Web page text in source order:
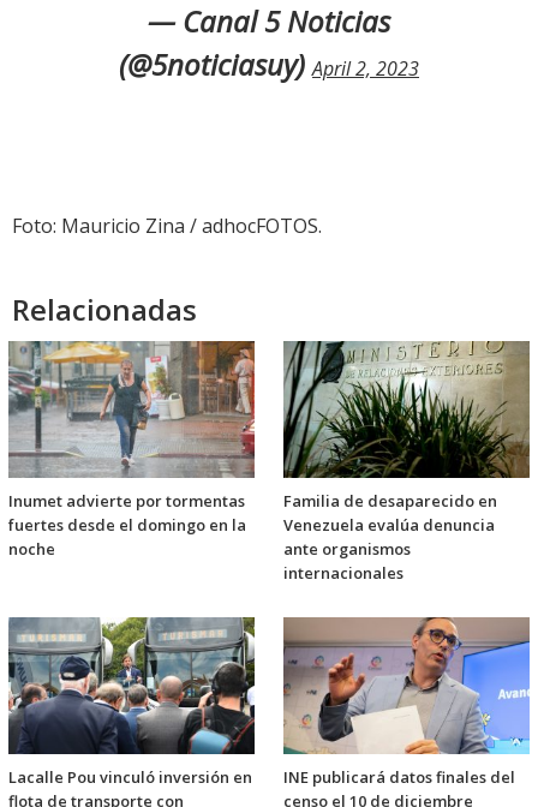
— Canal 5 Noticias
(@5noticiasuy)April 2, 2023
Foto: Mauricio Zina / adhocFOTOS.
Relacionadas
Inumet advierte por tormentas
fuertes desde el domingo en la
noche
Familia de desaparecido en
Venezuela evalúa denuncia
ante organismos
internacionales
Lacalle Pou vinculó inversión en
flota de transporte con
INE publicará datos finales del
censo el 10 de diciembre